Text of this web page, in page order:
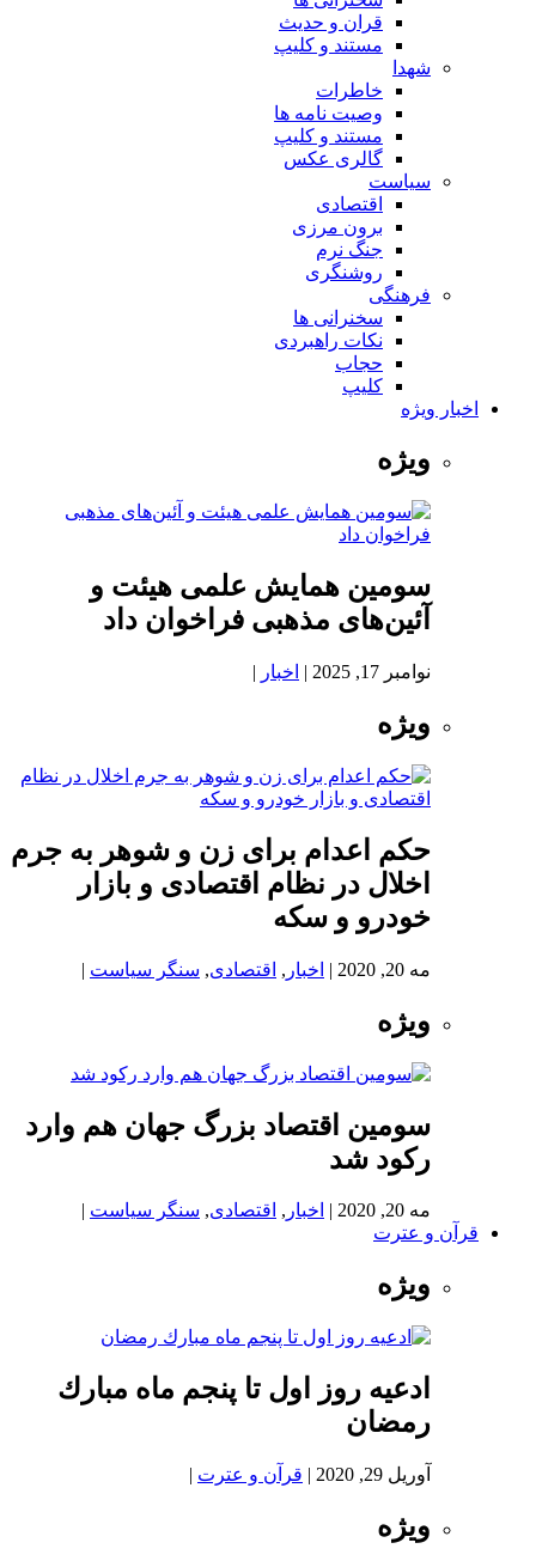
قران و حدیث
مستند و کلیپ
شهدا
خاطرات
وصیت نامه ها
مستند و کلیپ
گالری عکس
سیاست
اقتصادی
برون مرزی
جنگ نرم
روشنگری
فرهنگی
سخنرانی ها
نکات راهبردی
حجاب
کلیپ
اخبار ویژه
ویژه
سومین همایش علمی هیئت و
آئین‌های مذهبی فراخوان داد
نوامبر 17, 2025 | اخبار |
ویژه
حکم اعدام برای زن و شوهر به جرم
اخلال در نظام اقتصادی و بازار
خودرو و سکه
مه 20, 2020 | اخبار , اقتصادی, سنگر سیاست |
ویژه
سومین اقتصاد بزرگ جهان هم وارد
رکود شد
مه 20, 2020 | اخبار , اقتصادی, سنگر سیاست |
قرآن و عترت
ویژه
ادعيه روز اول تا پنجم ماه مبارك
رمضان
آوریل 29, 2020 | قرآن و عترت |
ویژه